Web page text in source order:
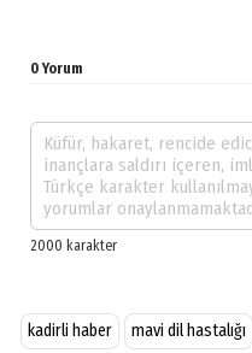
0 Yorum
kadirli haber mavi dil hastalığı